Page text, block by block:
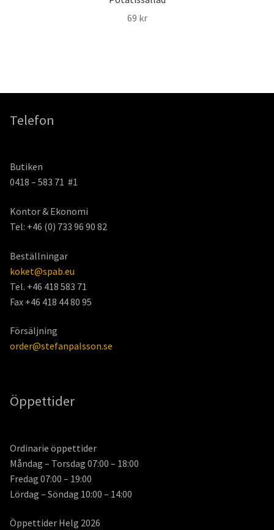
69 kr
Telefon
Butiken
0418 – 583 71 #1
Kontor & Ekonomi
Tel: +46 (0) 733 96 90 82
Beställningar
koket@spab.eu
Tel. +46 418 583 71
Fax +46 418 44 80 95
Försäljning
order@stefanpalsson.se
Öppettider
Ordinarie öppettider
Måndag – Torsdag 07:00 – 18:00
Fredag 07:00 – 19:00
Lördag – Söndag 10:00 – 14:00
Öppettider Helg 2026